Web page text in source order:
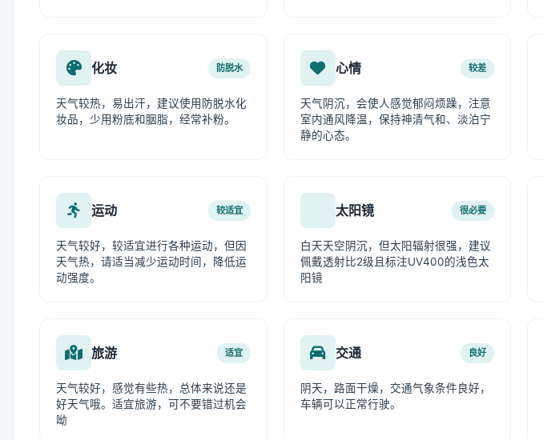
化妆 防脱水
天气较热，易出汗，建议使用防脱水化
妆品，少用粉底和胭脂，经常补粉。
心情 较差
天气阴沉，会使人感觉郁闷烦躁，注意
室内通风降温，保持神清气和、淡泊宁
静的心态。
运动 较适宜
天气较好，较适宜进行各种运动，但因
天气热，请适当减少运动时间，降低运
动强度。
太阳镜 很必要
白天天空阴沉，但太阳辐射很强，建议
佩戴透射比2级且标注UV400的浅色太
阳镜
旅游 适宜
天气较好，感觉有些热，总体来说还是
好天气哦。适宜旅游，可不要错过机会
呦
交通 良好
阴天，路面干燥，交通气象条件良好，
车辆可以正常行驶。